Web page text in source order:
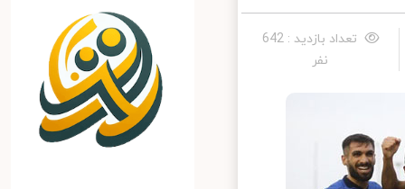
تعداد بازدید : 642
نفر